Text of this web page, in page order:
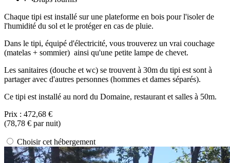
Chaque tipi est installé sur une plateforme en bois pour l'isoler de
l'humidité du sol et le protéger en cas de pluie.
Dans le tipi, équipé d'électricité, vous trouverez un vrai couchage
(matelas + sommier) ainsi qu'une petite lampe de chevet.
Les sanitaires (douche et wc) se trouvent à 30m du tipi est sont à
partager avec d'autres personnes (hommes et dames séparés).
Ce tipi est installé au nord du Domaine, restaurant et salles à 50m.
Prix : 472,68 €
(78,78 € par nuit)
Choisir cet hébergement